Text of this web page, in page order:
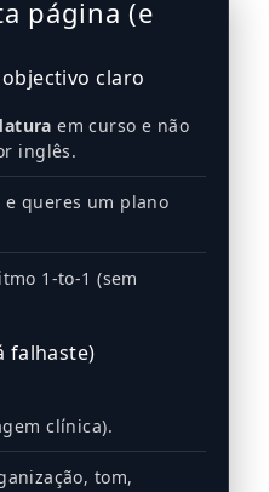
página (e
claro
em curso e não
inglês.
e queres um plano
1-to-1 (sem
falhaste)
clínica).
tom,